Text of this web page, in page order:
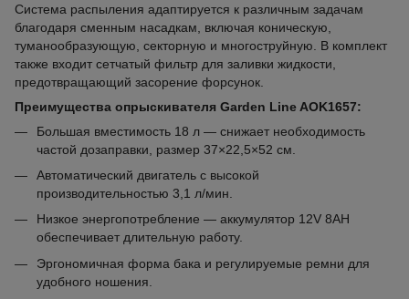
Система распыления адаптируется к различным задачам
благодаря сменным насадкам, включая коническую,
туманообразующую, секторную и многоструйную. В комплект
также входит сетчатый фильтр для заливки жидкости,
предотвращающий засорение форсунок.
Преимущества опрыскивателя Garden Line AOK1657:
Большая вместимость 18 л — снижает необходимость
частой дозаправки, размер 37×22,5×52 см.
Автоматический двигатель с высокой
производительностью 3,1 л/мин.
Низкое энергопотребление — аккумулятор 12V 8AH
обеспечивает длительную работу.
Эргономичная форма бака и регулируемые ремни для
удобного ношения.